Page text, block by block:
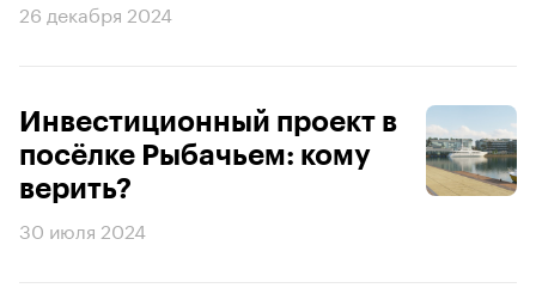
26 декабря 2024
Инвестиционный проект в
посёлке Рыбачьем: кому
верить?
30 июля 2024